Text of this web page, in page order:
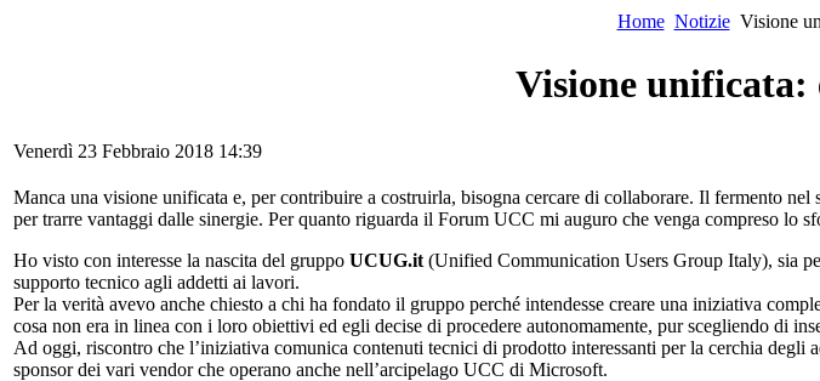
Home Notizie Visione
Visione unificata:
Venerdì 23 Febbraio 2018 14:39
Manca una visione unificata e, per contribuire a costruirla, bisogna cercare di collaborare. Il fermento
per trarre vantaggi dalle sinergie. Per quanto riguarda il Forum UCC mi auguro che venga compreso lo
Ho visto con interesse la nascita del gruppo UCUG.it (Unified Communication Users Group Italy), sia
supporto tecnico agli addetti ai lavori.
Per la verità avevo anche chiesto a chi ha fondato il gruppo perché intendesse creare una iniziativa
cosa non era in linea con i loro obiettivi ed egli decise di procedere autonomamente, pur scegliendo di
Ad oggi, riscontro che l’iniziativa comunica contenuti tecnici di prodotto interessanti per la cerchia
sponsor dei vari vendor che operano anche nell’arcipelago UCC di Microsoft.